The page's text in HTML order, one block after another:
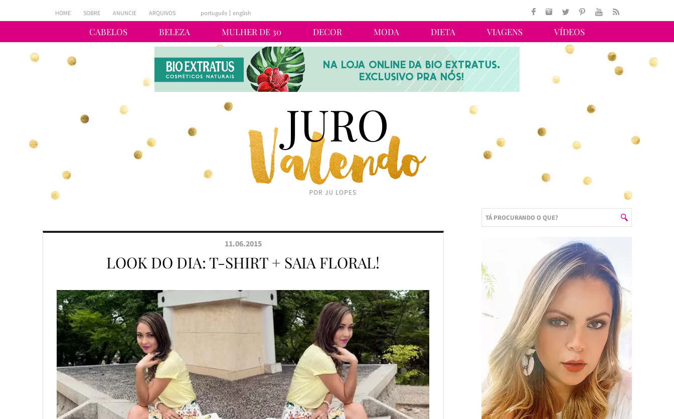
CABELOS BELEZA MULHER DE 30 DECOR MODA DIETA VIAGENS VÍDEOS
HOME SOBRE ANUNCIE ARQUIVOS português english
11.06.2015
LOOK DO DIA: T-SHIRT + SAIA FLORAL!